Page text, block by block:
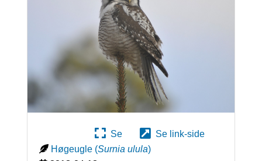
Se
Se link-side
Høgeugle (Surnia ulula)